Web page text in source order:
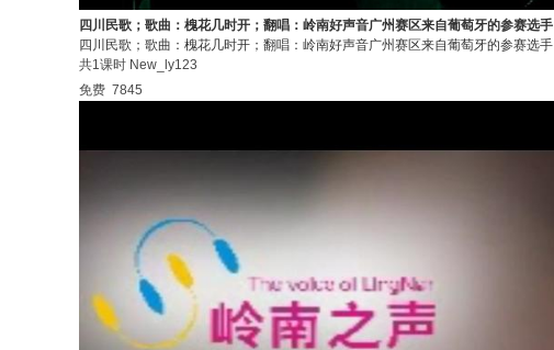
四川民歌；歌曲：槐花几时开；翻唱：岭南好声音广州赛区来自葡萄牙的参赛选手
四川民歌；歌曲：槐花几时开；翻唱：岭南好声音广州赛区来自葡萄牙的参赛选手
共1课时 New_ly123
免费 7845